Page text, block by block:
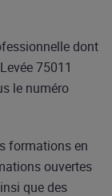
dont
75011
le numéro
formations en
ouvertes
que des